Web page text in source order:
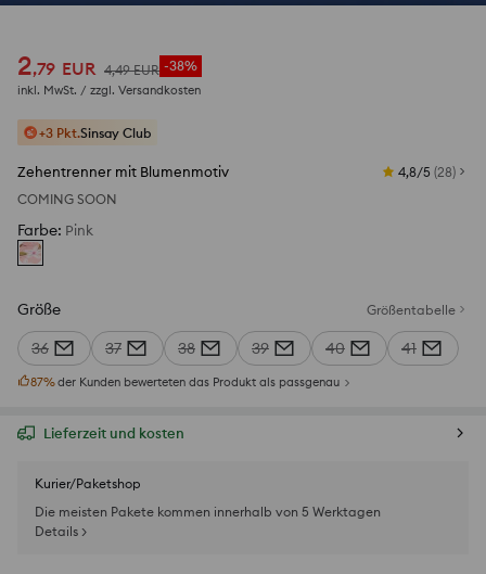
2,79 EUR 4,49 EUR -38%
inkl. MwSt. / zzgl. Versandkosten
+3 Pkt.Sinsay Club
Zehentrenner mit Blumenmotiv 4,8/5 (28)
COMING SOON
Farbe: Pink
Größe Größentabelle
36 37 38 39 40 41
87%der Kunden bewerteten das Produkt als passgenau
Lieferzeit und kosten
Kurier/Paketshop
Die meisten Pakete kommen innerhalb von 5 Werktagen
Details >